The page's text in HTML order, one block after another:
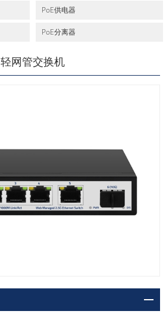
PoE供电器
PoE分离器
轻网管交换机